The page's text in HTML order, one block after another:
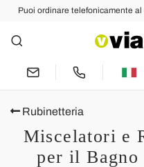
Puoi ordinare telefonicamente
Rubinetteria
Miscelatori e
per il Bagno